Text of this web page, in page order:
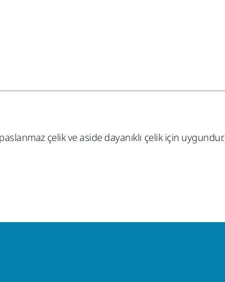
çelik ve aside dayanıklı çelik için uygundur.